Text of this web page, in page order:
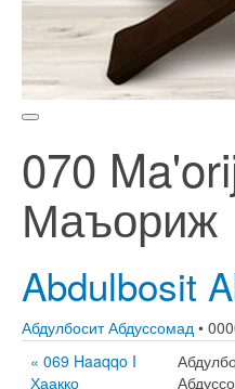
070
Маъориж
Abdulbosit
Абдулбосит Абдуссомад •
« 069 Haaqqo I
Ҳааққо